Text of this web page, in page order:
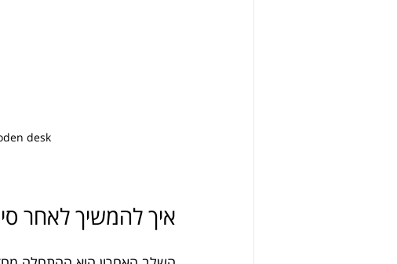
desk
איך להמשיך לאחר